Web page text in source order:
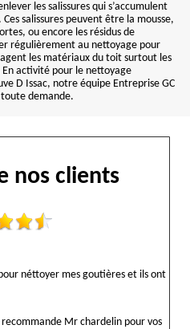
les salissures qui s’accumulent
salissures peuvent être la mousse,
ou encore les résidus de
régulièrement au nettoyage pour
les matériaux du toit surtout les
En activité pour le nettoyage
D Issac, notre équipe Entreprise GC
demande.
nos clients
néttoyer mes goutières et ils ont
Mr chardelin pour vos